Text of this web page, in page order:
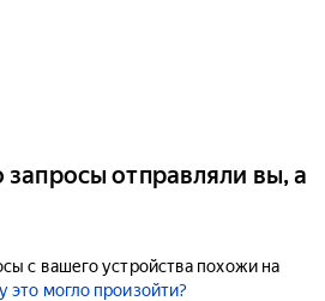
отправляли вы, а
с вашего устройства похожи на
это могло произойти?